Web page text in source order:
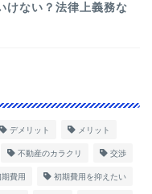
けない？法律上義務な
デメリット メリット
不動産のカラクリ 交渉
期費用 初期費用を抑えたい